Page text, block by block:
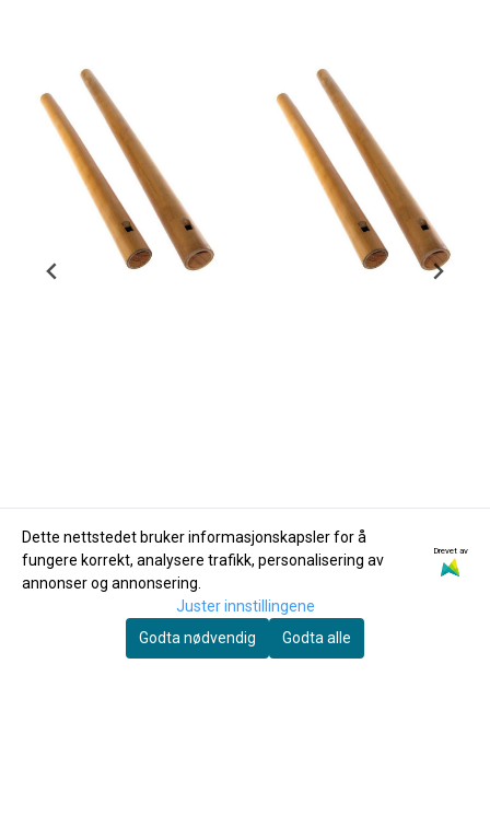
Dan Moi
Overtonefløyte av
bambus OFB-1E3
bambus OFB-1A2
695,-
Dette nettstedet bruker informasjonskapsler for å
fungere korrekt, analysere trafikk, personalisering av
annonser og annonsering.
Drevet av
Juster innstillingene
Godta nødvendig
Godta alle